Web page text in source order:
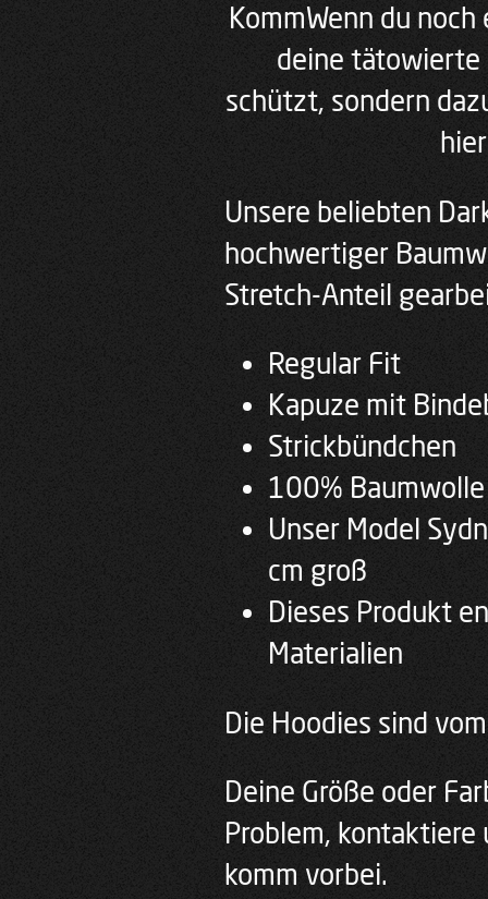
KommWenn du
deine tätowierte
schützt, sondern
Unsere beliebten
hochwertiger
Stretch-Anteil
Regular Fit
Kapuze mit
Strickbündchen
100% Baumwolle
Unser Model
cm groß
Dieses Produkt
Materialien
Die Hoodies sind
Deine Größe oder
Problem,
komm vorbei.